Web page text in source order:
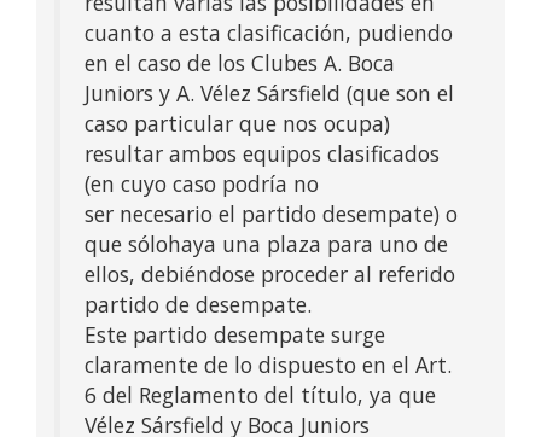
cuanto a esta clasificación, pudiendo
en el caso de los Clubes A. Boca
Juniors y A. Vélez Sársfield (que son el
caso particular que nos ocupa)
resultar ambos equipos clasificados
(en cuyo caso podría no
ser necesario el partido desempate) o
que sólohaya una plaza para uno de
ellos, debiéndose proceder al referido
partido de desempate.
Este partido desempate surge
claramente de lo dispuesto en el Art.
6 del Reglamento del título, ya que
Vélez Sársfield y Boca Juniors